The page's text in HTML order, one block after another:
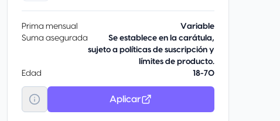
Prima mensual
Variable
Suma asegurada
Se establece en la carátula,
sujeto a políticas de suscripción y
límites de producto.
Edad
18-70
Aplicar